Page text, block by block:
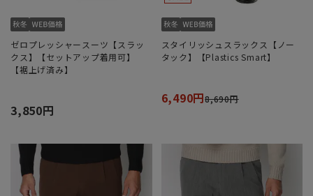
ゼロプレッシャースーツ【スラッ
クス】【セットアップ着用可】
【裾上げ済み】
3,850円
スタイリッシュスラックス【ノー
タック】【Plastics Smart】
6,490円8,690円